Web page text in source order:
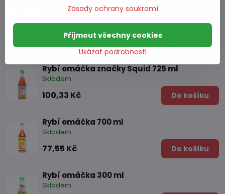
THANH HA rybí omáčka 500 ml
Skladem
186,82 Kč
Rybí omáčka značky Squid 725 ml
Skladem
100,33 Kč Do košíku
Rybí omáčka 700 ml
Skladem
77,55 Kč Do košíku
Rybí omáčka 300 ml
Skladem
Zásady ochrany soukromí
Ukázat podrobnosti
Přijmout všechny cookies